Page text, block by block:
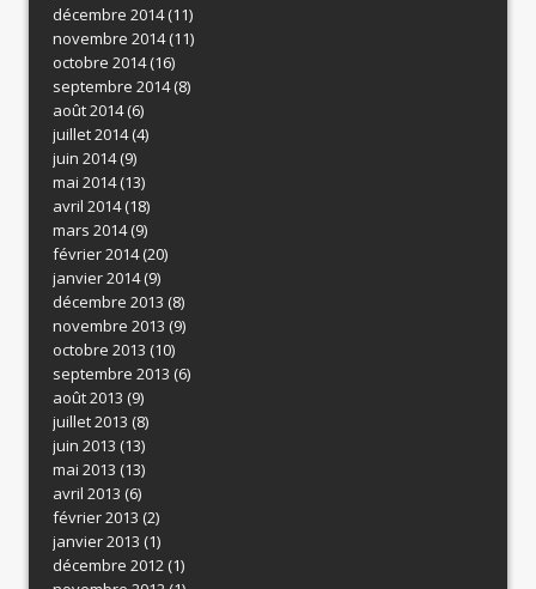
décembre 2014(11)
novembre 2014(11)
octobre 2014(16)
septembre 2014(8)
août 2014(6)
juillet 2014(4)
juin 2014(9)
mai 2014(13)
avril 2014(18)
mars 2014(9)
février 2014(20)
janvier 2014(9)
décembre 2013 (8)
novembre 2013 (9)
octobre 2013 (10)
septembre 2013 (6)
août 2013 (9)
juillet 2013 (8)
juin 2013 (13)
mai 2013 (13)
avril 2013 (6)
février 2013 (2)
janvier 2013 (1)
décembre 2012(1)